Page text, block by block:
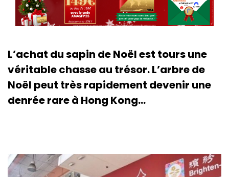
L’achat du sapin de Noël est tours une
véritable chasse au trésor. L’arbre de
Noël peut très rapidement devenir une
denrée rare à Hong Kong...